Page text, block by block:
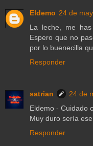
Eldemo 24 de
La leche, me
Espero que no
por lo buenecilla
Responder
satrian
24 de
Eldemo - Cuidado
Muy duro sería ese
Responder